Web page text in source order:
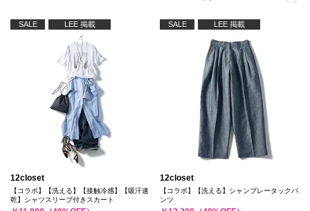
SALE LEE 掲載
12closet
【コラボ】【洗える】【接触冷感】【吸汗速
乾】シャツスリーブ付きスカート
SALE LEE 掲載
12closet
【コラボ】【洗える】シャンブレータックパ
ンツ